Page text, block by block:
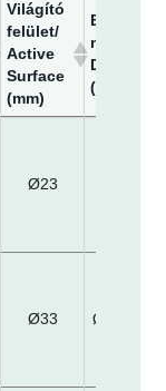
Világító
felület/
Active
Surface
(mm)
Befoglaló
méretek/
(mm)
Surface
Ø23
Ø33 Ø40/Ø25